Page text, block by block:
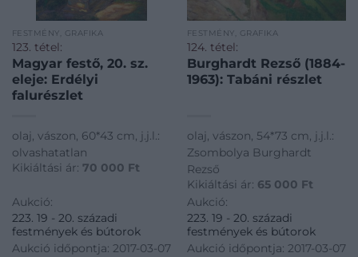
FESTMÉNY, GRAFIKA
123. tétel:
Magyar festő, 20. sz.
eleje: Erdélyi
falurészlet
olaj, vászon, 60*43 cm, j.j.l.:
olvashatatlan
Kikiáltási ár: 70 000 Ft
Aukció:
223. 19 - 20. századi
festmények és bútorok
Aukció időpontja: 2017-03-07
FESTMÉNY, GRAFIKA
124. tétel:
Burghardt Rezső (1884-
1963): Tabáni részlet
olaj, vászon, 54*73 cm, j.j.l.:
Zsombolya Burghardt
Rezső
Kikiáltási ár: 65 000 Ft
Aukció:
223. 19 - 20. századi
festmények és bútorok
Aukció időpontja: 2017-03-07